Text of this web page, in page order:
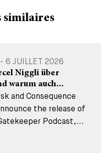
similaires
6 JUILLET 2026
Niggli über
warum auch...
and Consequence
the release of
Podcast,...